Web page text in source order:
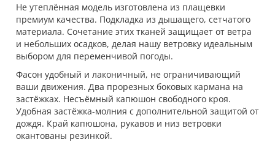
Не утеплённая модель изготовлена из плащевки
премиум качества. Подкладка из дышащего, сетчатого
материала. Сочетание этих тканей защищает от ветра
и небольших осадков, делая нашу ветровку идеальным
выбором для переменчивой погоды.
Фасон удобный и лаконичный, не ограничивающий
ваши движения. Два прорезных боковых кармана на
застёжках. Несъёмный капюшон свободного кроя.
Удобная застёжка-молния с дополнительной защитой от
дождя. Край капюшона, рукавов и низ ветровки
окантованы резинкой.